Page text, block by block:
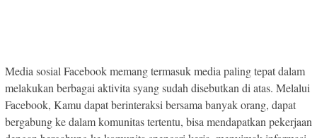
Media sosial Facebook memang termasuk media paling tepat dalam
melakukan berbagai aktivita syang sudah disebutkan di atas. Melalui
Facebook, Kamu dapat berinteraksi bersama banyak orang, dapat
bergabung ke dalam komunitas tertentu, bisa mendapatkan pekerjaan